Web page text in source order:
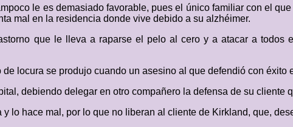
le es demasiado favorable, pues el único familiar con el
mal en la residencia donde vive debido a su alzhéimer.
que le lleva a raparse el pelo al cero y a atacar a todos
locura se produjo cuando un asesino al que defendió con
debiendo delegar en otro compañero la defensa de su cliente
lo hace mal, por lo que no liberan al cliente de Kirkland, que,